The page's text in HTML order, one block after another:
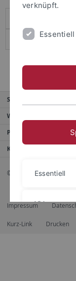
Service
Weitere Angebote
Portale
Kontaktinfo
© 2026 Eberhard Karls
Impressum
Kurz-Link Drucken
verknüpft.
Essentiell
Essentiell
Videos